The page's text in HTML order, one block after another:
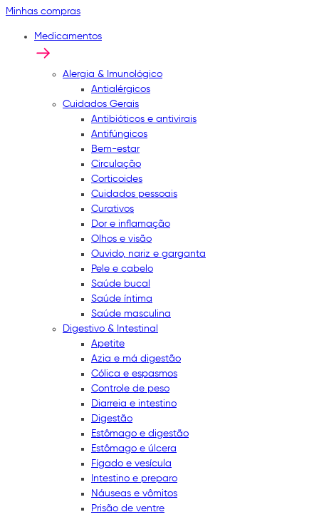
Minhas compras
Medicamentos
Alergia & Imunológico
Antialérgicos
Cuidados Gerais
Antibióticos e antivirais
Antifúngicos
Bem-estar
Circulação
Corticoides
Cuidados pessoais
Curativos
Dor e inflamação
Olhos e visão
Ouvido, nariz e garganta
Pele e cabelo
Saúde bucal
Saúde íntima
Saúde masculina
Digestivo & Intestinal
Apetite
Azia e má digestão
Cólica e espasmos
Controle de peso
Diarreia e intestino
Digestão
Estômago e digestão
Estômago e úlcera
Fígado e vesícula
Intestino e preparo
Náuseas e vômitos
Prisão de ventre